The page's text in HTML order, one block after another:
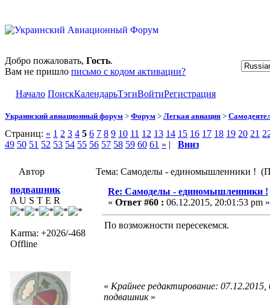
Добро пожаловать, Гость.
Вам не пришло письмо с кодом активации?
Начало ПоискКалендарьТэгиВойтиРегистрация
Украинский авиационный форум > Форум > Легкая авиация >
Страниц: « 1 2 3 4 5 6 7 8 9 10 11 12 13 14 15 16 17 18 19 20 21
49 50 51 52 53 54 55 56 57 58 59 60 61 » | Вниз
Автор
Тема: Самоделы - единомышленники !
подвашник
A U S T E R
Karma: +2026/-468
Offline
Re: Самоделы - единомышленники !
« Ответ #60 : 06.12.2015, 20:01:53 pm »
По возможности пересекемся.
« Крайнее редактирование:
подвашник»